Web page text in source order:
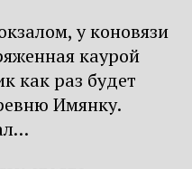
у коновязи
каурой
как раз будет
Имянку.